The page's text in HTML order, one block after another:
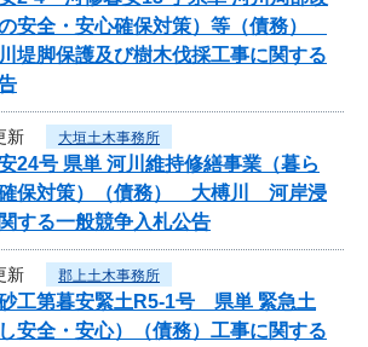
安全・安心確保対策）等（債務）
堤脚保護及び樹木伐採工事に関する
新 大垣土木事務所
24号 県単 河川維持修繕事業（暮ら
確保対策）（債務） 大榑川 河岸浸
する一般競争入札公告
新 郡上土木事務所
砂工第暮安緊土R5-1号 県単 緊急土
安全・安心）（債務）工事に関する